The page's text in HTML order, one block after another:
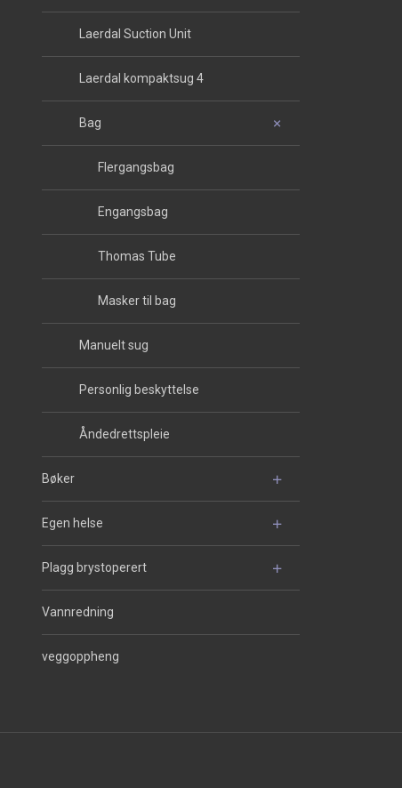
Laerdal Suction Unit
Laerdal kompaktsug 4
Bag
Flergangsbag
Engangsbag
Thomas Tube
Masker til bag
Manuelt sug
Personlig beskyttelse
Åndedrettspleie
Bøker
Egen helse
Plagg brystoperert
Vannredning
veggoppheng